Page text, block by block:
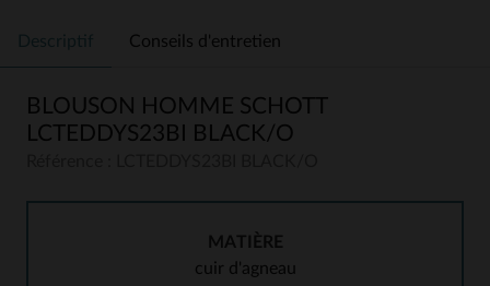
Descriptif Conseils d'entretien
BLOUSON HOMME SCHOTT
LCTEDDYS23BI BLACK/O
MATIÈRE
cuir d'agneau